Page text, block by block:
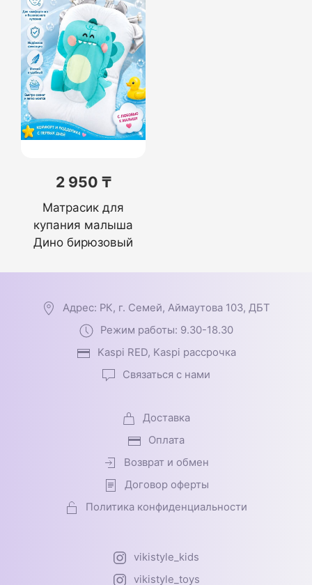
2 950 ₸
Матрасик для
купания малыша
Дино бирюзовый
Адрес: РК, г. Семей, Аймаутова 103, ДБТ
Режим работы: 9.30-18.30
Kaspi RED, Kaspi рассрочка
Связаться с нами
Доставка
Оплата
Возврат и обмен
Договор оферты
Политика конфиденциальности
vikistyle_kids
vikistyle_toys